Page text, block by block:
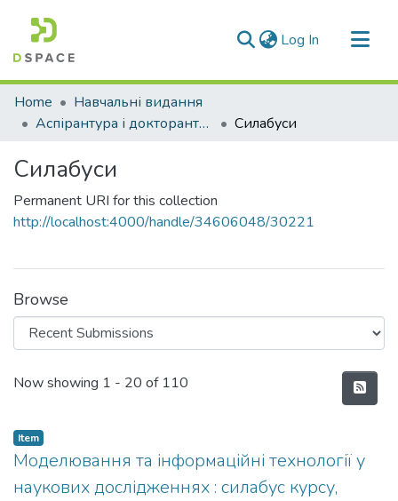
Log In (current)
Communities & Collections
All of DSpace
Home
Навчальні видання
Аспірантура і докторантура
Силабуси
Силабуси
Permanent URI for this collection
http://localhost:4000/handle/34606048/30221
Browse
Recent Submissions
Now showing 1 - 20 of 110
Item
Моделювання та інформаційні технології у
наукових дослідженнях : силабус курсу,